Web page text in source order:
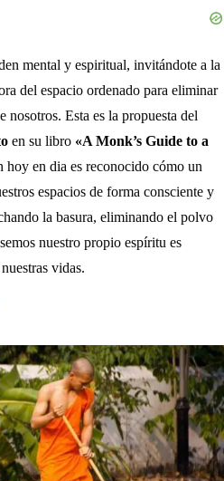
mental y espiritual, invitándote a la
del espacio ordenado para eliminar
nosotros. Esta es la propuesta del
en su libro «A Monk’s Guide to a
hoy en dia es reconocido cómo un
espacios de forma consciente y
la basura, eliminando el polvo
nuestro propio espíritu es
vidas.